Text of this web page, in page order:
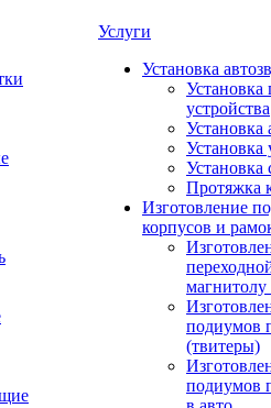
Услуги
Установка
Установка
устройства
Установка
Установка
Установка
Протяжка
Изготовление
корпусов и
подиумов
(твитеры)
подиумов